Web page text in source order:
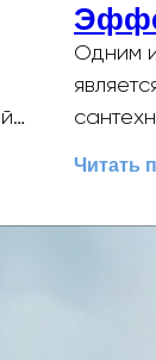
Одним
Читать